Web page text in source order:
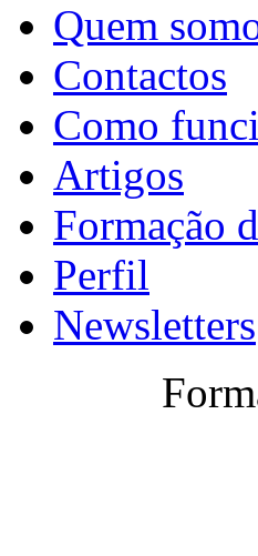
Quem
Contactos
Como
Artigos
Formação
Perfil
Newsletters